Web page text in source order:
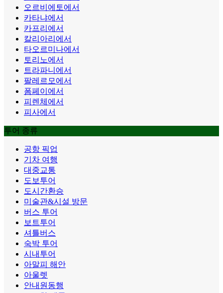
오르비에토에서
카타냐에서
카프리에서
칼리아리에서
타오르미나에서
토리노에서
트라파니에서
팔레르모에서
폼페이에서
피렌체에서
피사에서
투어 종류
공항 픽업
기차 여행
대중교통
도보투어
도시간환승
미술관&시설 방문
버스 투어
보트투어
셔틀버스
숙박 투어
시내투어
아말피 해안
아울렛
안내원동행